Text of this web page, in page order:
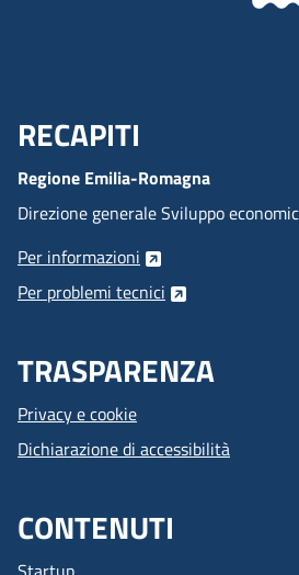
Menu Footer
RECAPITI
Regione Emilia-Romagna
Direzione generale Sviluppo
Per informazioni
Per problemi tecnici
TRASPARENZA
Privacy e cookie
Dichiarazione di accessibilità
CONTENUTI